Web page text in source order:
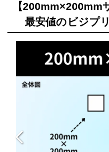
【200mm×200mm
最安値のビジプ